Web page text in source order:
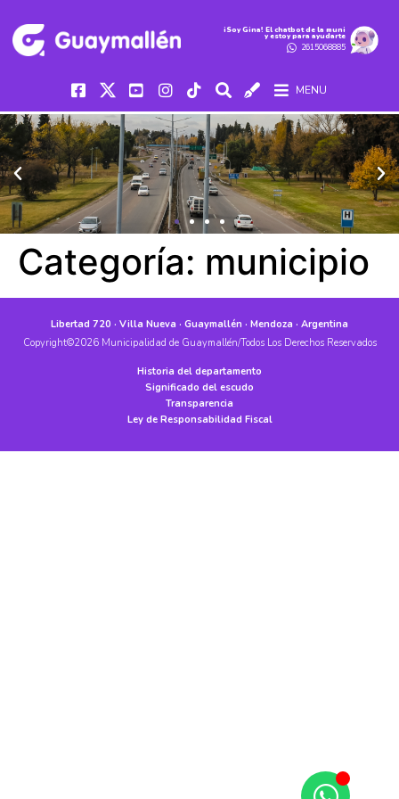
iSoy Gina! El chatbot de la muni
y estoy para ayudarte
2615068885
MENU
Categoría: municipio
Libertad 720 · Villa Nueva · Guaymallén · Mendoza · Argentina
Copyright©2026 Municipalidad de Guaymallén/Todos Los Derechos Reservados
Historia del departamento
Significado del escudo
Transparencia
Ley de Responsabilidad Fiscal